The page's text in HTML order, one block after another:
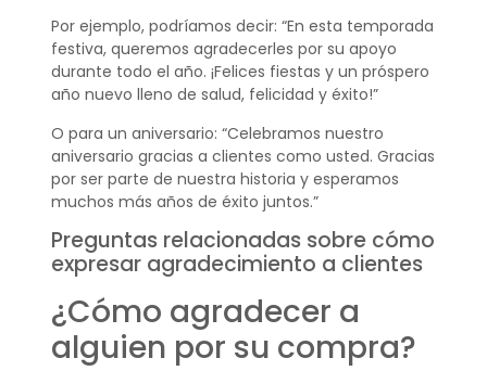
Por ejemplo, podríamos decir: “En esta temporada
festiva, queremos agradecerles por su apoyo
durante todo el año. ¡Felices fiestas y un próspero
año nuevo lleno de salud, felicidad y éxito!”
O para un aniversario: “Celebramos nuestro
aniversario gracias a clientes como usted. Gracias
por ser parte de nuestra historia y esperamos
muchos más años de éxito juntos.”
Preguntas relacionadas sobre cómo
expresar agradecimiento a clientes
¿Cómo agradecer a
alguien por su compra?